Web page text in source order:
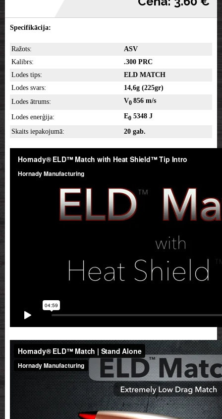
Specifikācija:
Ražots:
ASV
Kalibrs:
.300 PRC
Lodes tips:
ELD MATCH
Lodes svars:
14,6g (225gr)
Lodes ātrums:
V0 856 m/s
Lodes enerģija: E0 5348 J
Skaits iepakojumā: 20 gab.